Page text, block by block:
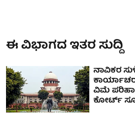
ಈ ವಿಭಾಗದ ಇತರ ಸುದ್ದಿ
ನಾವಿಕರ
ವಿಮೆ
ಕೋರ್ಟ್